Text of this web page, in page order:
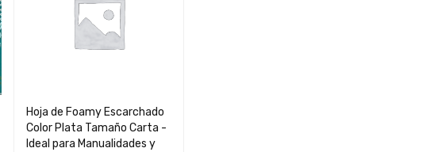
Hoja de Foamy Escarchado
Color Plata Tamaño Carta -
Ideal para Manualidades y